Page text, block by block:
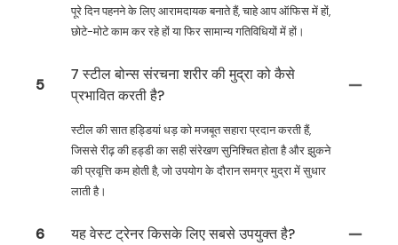
पूरे दिन पहनने के लिए आरामदायक बनाते हैं, चाहे आप ऑफिस में हों,
छोटे-मोटे काम कर रहे हों या फिर सामान्य गतिविधियों में हों।
5
7 स्टील बोन्स संरचना शरीर की मुद्रा को कैसे
प्रभावित करती है?
स्टील की सात हड्डियां धड़ को मजबूत सहारा प्रदान करती हैं,
जिससे रीढ़ की हड्डी का सही संरेखण सुनिश्चित होता है और झुकने
की प्रवृत्ति कम होती है, जो उपयोग के दौरान समग्र मुद्रा में सुधार
लाती है।
6 यह वेस्ट ट्रेनर किसके लिए सबसे उपयुक्त है?